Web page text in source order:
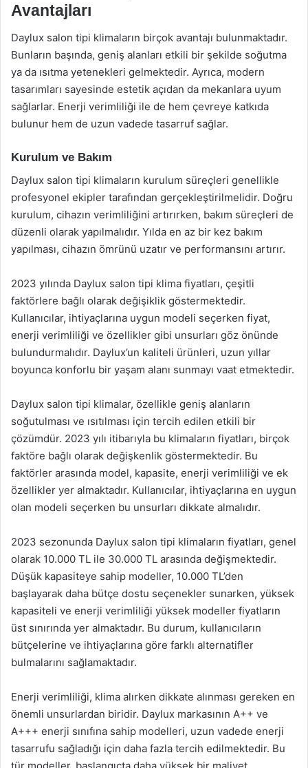
Avantajları
Daylux salon tipi klimaların birçok avantajı bulunmaktadır.
Bunların başında, geniş alanları etkili bir şekilde soğutma
ya da ısıtma yetenekleri gelmektedir. Ayrıca, modern
tasarımları sayesinde estetik açıdan da mekanlara uyum
sağlarlar. Enerji verimliliği ile de hem çevreye katkıda
bulunur hem de uzun vadede tasarruf sağlar.
Kurulum ve Bakım
Daylux salon tipi klimaların kurulum süreçleri genellikle
profesyonel ekipler tarafından gerçekleştirilmelidir. Doğru
kurulum, cihazın verimliliğini artırırken, bakım süreçleri de
düzenli olarak yapılmalıdır. Yılda en az bir kez bakım
yapılması, cihazın ömrünü uzatır ve performansını artırır.
2023 yılında Daylux salon tipi klima fiyatları, çeşitli
faktörlere bağlı olarak değişiklik göstermektedir.
Kullanıcılar, ihtiyaçlarına uygun modeli seçerken fiyat,
enerji verimliliği ve özellikler gibi unsurları göz önünde
bulundurmalıdır. Daylux’un kaliteli ürünleri, uzun yıllar
boyunca konforlu bir yaşam alanı sunmayı vaat etmektedir.
Daylux salon tipi klimalar, özellikle geniş alanların
soğutulması ve ısıtılması için tercih edilen etkili bir
çözümdür. 2023 yılı itibarıyla bu klimaların fiyatları, birçok
faktöre bağlı olarak değişkenlik göstermektedir. Bu
faktörler arasında model, kapasite, enerji verimliliği ve ek
özellikler yer almaktadır. Kullanıcılar, ihtiyaçlarına en uygun
olan modeli seçerken bu unsurları dikkate almalıdır.
2023 sezonunda Daylux salon tipi klimaların fiyatları, genel
olarak 10.000 TL ile 30.000 TL arasında değişmektedir.
Düşük kapasiteye sahip modeller, 10.000 TL’den
başlayarak daha bütçe dostu seçenekler sunarken, yüksek
kapasiteli ve enerji verimliliği yüksek modeller fiyatların
üst sınırında yer almaktadır. Bu durum, kullanıcıların
bütçelerine ve ihtiyaçlarına göre farklı alternatifler
bulmalarını sağlamaktadır.
Enerji verimliliği, klima alırken dikkate alınması gereken en
önemli unsurlardan biridir. Daylux markasının A++ ve
A+++ enerji sınıfına sahip modelleri, uzun vadede enerji
tasarrufu sağladığı için daha fazla tercih edilmektedir. Bu
tür modeller, başlangıçta daha yüksek bir maliyet